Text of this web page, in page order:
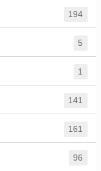
194
5
1
141
161
96